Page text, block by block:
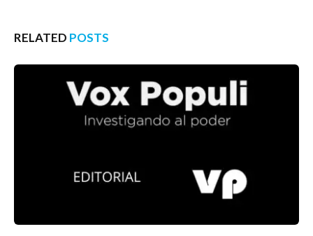
RELATED POSTS